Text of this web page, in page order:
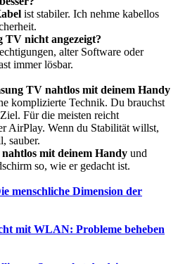
ist stabiler. Ich nehme kabellos
TV nicht angezeigt?
alter Software oder
immer lösbar.
TV nahtlos mit deinem Handy
komplizierte Technik. Du brauchst
Für die meisten reicht
AirPlay. Wenn du Stabilität willst,
sauber.
mit deinem Handy und
so, wie er gedacht ist.
menschliche Dimension der
mit WLAN: Probleme beheben